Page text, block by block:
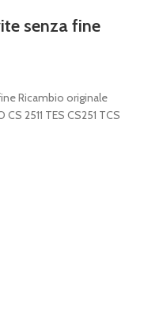
senza fine
Ricambio originale
2511 TES CS251 TCS